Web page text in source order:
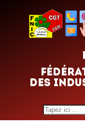
DES
Search
for: